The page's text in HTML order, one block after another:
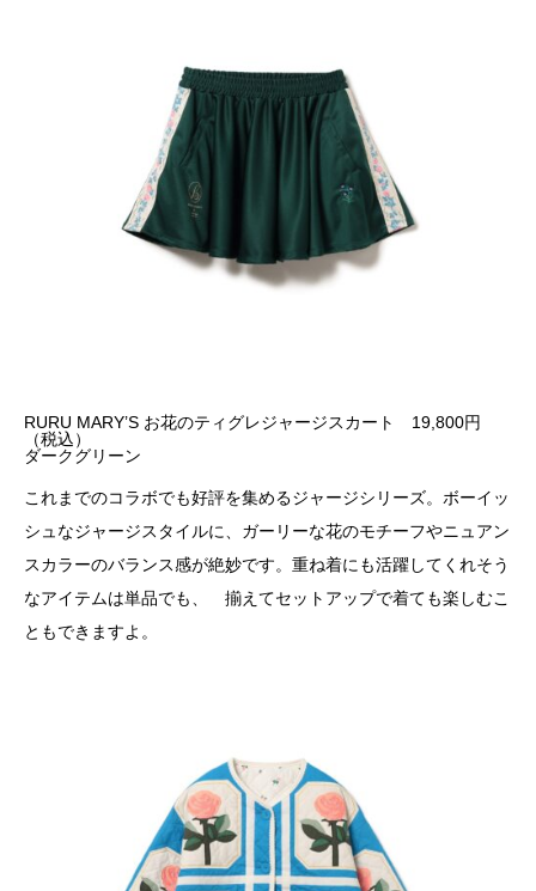
RURU MARY’S お花のティグレジャージスカート 19,800円
（税込）
ダークグリーン
これまでのコラボでも好評を集めるジャージシリーズ。ボーイッ
シュなジャージスタイルに、ガーリーな花のモチーフやニュアン
スカラーのバランス感が絶妙です。重ね着にも活躍してくれそう
なアイテムは単品でも、 揃えてセットアップで着ても楽しむこ
ともできますよ。